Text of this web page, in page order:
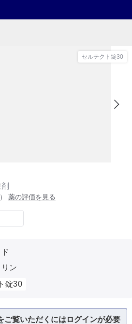
セルテクト錠30
薬の評価を見る
ン
錠30
ご覧いただくにはログインが必要